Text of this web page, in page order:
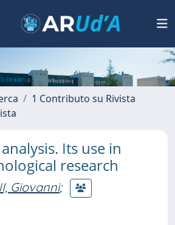
1 Contributo su Rivista
Its use in
research
Giovanni;